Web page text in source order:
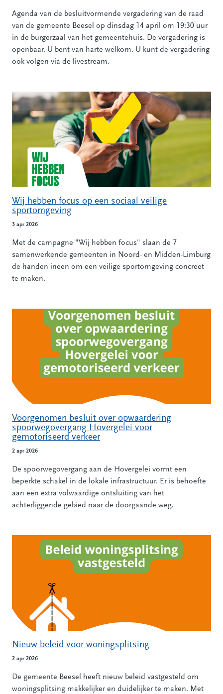
Agenda van de besluitvormende vergadering van de raad
van de gemeente Beesel op dinsdag 14 april om 19:30 uur
in de burgerzaal van het gemeentehuis. De vergadering is
openbaar. U bent van harte welkom. U kunt de vergadering
ook volgen via de livestream.
Wij hebben focus op een sociaal veilige
sportomgeving
3 apr 2026
Met de campagne "Wij hebben focus" slaan de 7
samenwerkende gemeenten in Noord- en Midden-Limburg
de handen ineen om een veilige sportomgeving concreet
te maken.
Voorgenomen besluit over opwaardering
spoorwegovergang Hovergelei voor
gemotoriseerd verkeer
2 apr 2026
De spoorwegovergang aan de Hovergelei vormt een
beperkte schakel in de lokale infrastructuur. Er is behoefte
aan een extra volwaardige ontsluiting van het
achterliggende gebied naar de doorgaande weg.
Nieuw beleid voor woningsplitsing
2 apr 2026
De gemeente Beesel heeft nieuw beleid vastgesteld om
woningsplitsing makkelijker en duidelijker te maken. Met